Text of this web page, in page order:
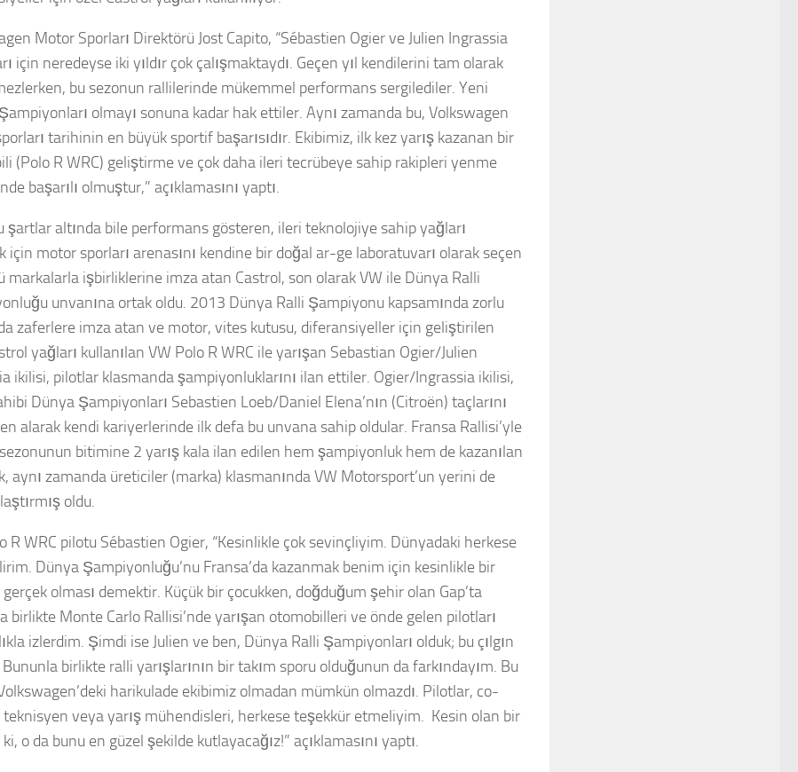
Motor Sporları Direktörü Jost Capito, “Sébastien Ogier ve Julien Ingrassia
için neredeyse iki yıldır çok çalışmaktaydı. Geçen yıl kendilerini tam olarak
bu sezonun rallilerinde mükemmel performans sergilediler. Yeni
olmayı sonuna kadar hak ettiler. Aynı zamanda bu, Volkswagen
tarihinin en büyük sportif başarısıdır. Ekibimiz, ilk kez yarış kazanan bir
(Polo R WRC) geliştirme ve çok daha ileri tecrübeye sahip rakipleri yenme
başarılı olmuştur,” açıklamasını yaptı.
şartlar altında bile performans gösteren, ileri teknolojiye sahip yağları
için motor sporları arenasını kendine bir doğal ar-ge laboratuvarı olarak seçen
markalarla işbirliklerine imza atan Castrol, son olarak VW ile Dünya Ralli
unvanına ortak oldu. 2013 Dünya Ralli Şampiyonu kapsamında zorlu
zaferlere imza atan ve motor, vites kutusu, diferansiyeller için geliştirilen
yağları kullanılan VW Polo R WRC ile yarışan Sebastian Ogier/Julien
ikilisi, pilotlar klasmanda şampiyonluklarını ilan ettiler. Ogier/Ingrassia ikilisi,
Dünya Şampiyonları Sebastien Loeb/Daniel Elena’nın (Citroën) taçlarını
alarak kendi kariyerlerinde ilk defa bu unvana sahip oldular. Fransa Rallisi’yle
bitimine 2 yarış kala ilan edilen hem şampiyonluk hem de kazanılan
aynı zamanda üreticiler (marka) klasmanında VW Motorsport’un yerini de
oldu.
R WRC pilotu Sébastien Ogier, “Kesinlikle çok sevinçliyim. Dünyadaki herkese
Dünya Şampiyonluğu’nu Fransa’da kazanmak benim için kesinlikle bir
olması demektir. Küçük bir çocukken, doğduğum şehir olan Gap’ta
birlikte Monte Carlo Rallisi’nde yarışan otomobilleri ve önde gelen pilotları
izlerdim. Şimdi ise Julien ve ben, Dünya Ralli Şampiyonları olduk; bu çılgın
birlikte ralli yarışlarının bir takım sporu olduğunun da farkındayım. Bu
harikulade ekibimiz olmadan mümkün olmazdı. Pilotlar, co-
veya yarış mühendisleri, herkese teşekkür etmeliyim. Kesin olan bir
o da bunu en güzel şekilde kutlayacağız!” açıklamasını yaptı.